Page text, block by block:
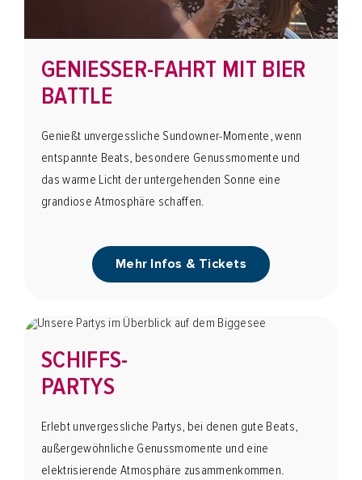
GENIESSER-FAHRT MIT BIER B
ATTLE
Genießt unvergessliche Sundowner-Momente, wenn
entspannte Beats, besondere Genussmomente und
das warme Licht der untergehenden Sonne eine
grandiose Atmosphäre schaffen.
Mehr Infos & Tickets
SCHIFFS-
PARTYS
Erlebt unvergessliche Partys, bei denen gute Beats,
außergewöhnliche Genussmomente und eine
elektrisierende Atmosphäre zusammenkommen.